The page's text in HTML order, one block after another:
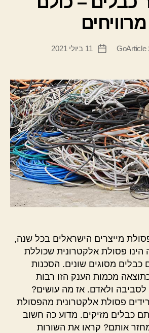
מרוויחים
GoArticle
תאריך
11 ביולי 2021
פסולת מייצרים הישראלים בכל שנה,
פסולת אלקטרונית שכוללת
כבלים מסוגים שונים. הסכנות
מכמות הענק הזו רבות
לסביבה ולאדם. אז מה עושים?
פסולת אלקטרונית מהפסולת
כבלים מזיקים. מדוע כה חשוב
אותם? קראו את השורות